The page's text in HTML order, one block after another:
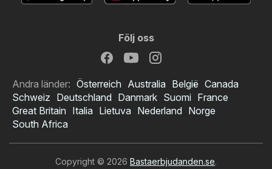
Följ oss
Andra länder: Österreich Australia België Canada
Schweiz Deutschland Danmark Suomi France
Great Britain Italia Lietuva Nederland Norge
South Africa
Copyright © 2026 Bastaerbjudanden.se.